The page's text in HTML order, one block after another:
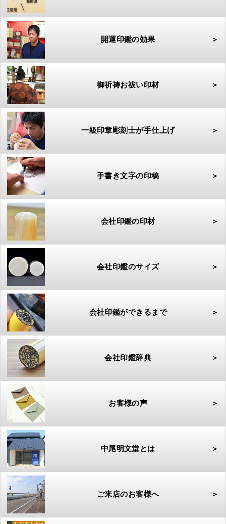
開運印鑑の効果 ＞
御祈祷お祓い印材 ＞
一級印章彫刻士が手仕上げ ＞
手書き文字の印稿 ＞
会社印鑑の印材 ＞
会社印鑑のサイズ ＞
会社印鑑ができるまで ＞
会社印鑑辞典 ＞
お客様の声 ＞
中尾明文堂とは ＞
ご来店のお客様へ ＞